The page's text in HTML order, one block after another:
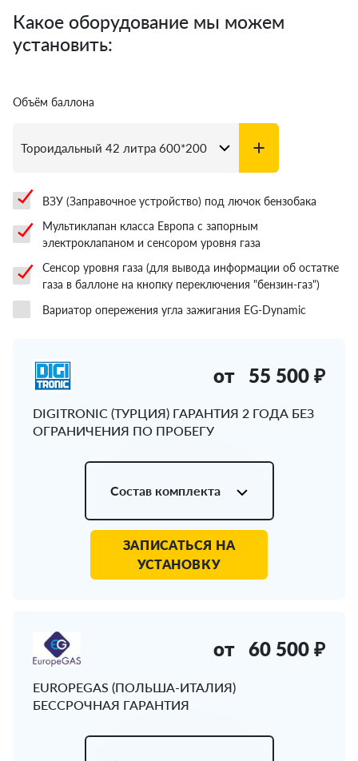
Какое оборудование мы можем
установить:
Объём баллона
ВЗУ (Заправочное устройство) под лючок бензобака
Мультиклапан класса Европа с запорным
электроклапаном и сенсором уровня газа
Сенсор уровня газа (для вывода информации об остатке
газа в баллоне на кнопку переключения "бензин-газ")
Вариатор опережения угла зажигания EG-Dynamic
DIGITRONIC (ТУРЦИЯ) ГАРАНТИЯ 2 ГОДА БЕЗ
ОГРАНИЧЕНИЯ ПО ПРОБЕГУ
от 55 500 ₽
Состав комплекта
ЗАПИСАТЬСЯ НА
УСТАНОВКУ
EUROPEGAS (ПОЛЬША-ИТАЛИЯ)
БЕССРОЧНАЯ ГАРАНТИЯ
от 60 500 ₽